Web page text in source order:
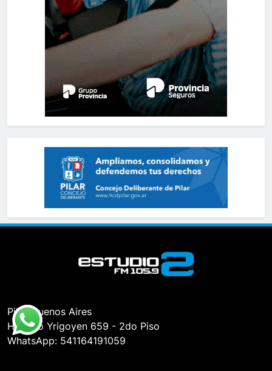
Pilar, Buenos Aires
Hipólito Yrigoyen 659 - 2do Piso
WhatsApp: 541164191059